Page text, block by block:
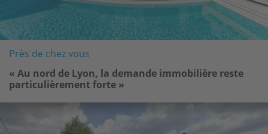
Près de chez vous
« Au nord de Lyon, la demande immobilière reste
particulièrement forte »